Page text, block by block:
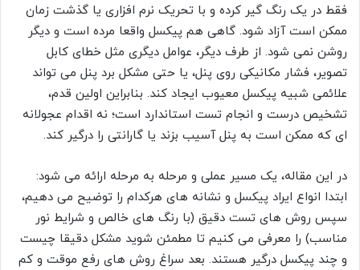
فقط در یک رنگ گیر کرده و با تحریک نرم افزاری یا گذشت زمان
ممکن است آزاد شود. گاهی هم پیکسل واقعا مرده است و دیگر
روشن نمی شود. از طرف دیگر، عوامل دیگری مثل خطای کابل
تصویر، فشار مکانیکی روی پنل، یا حتی مشکل برد پنل می تواند
علائمی شبیه پیکسل معیوب ایجاد کند. بنابراین اولین قدم،
تشخیص درست و انجام تست استاندارد است؛ نه اقدام عجولانه
ای که ممکن است به پنل آسیب بزند یا گارانتی را درگیر کند.
در این مقاله، یک مسیر عملی و مرحله به مرحله ارائه می شود:
ابتدا انواع ایراد پیکسل و نشانه های هرکدام را توضیح می دهیم،
سپس روش های تست دقیق (با رنگ های خالص و شرایط نور
مناسب) را معرفی می کنیم تا مطمئن شوید مشکل دقیقا چیست
و چند پیکسل درگیر هستند. بعد سراغ روش های رفع موقت و کم